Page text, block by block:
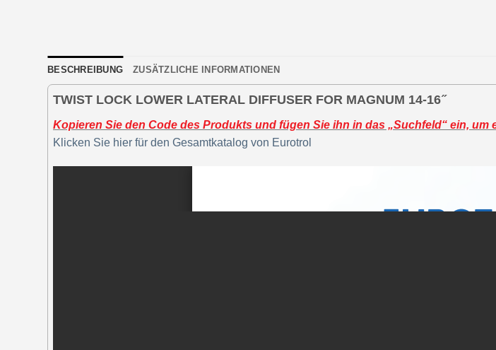
BESCHREIBUNG ZUSÄTZLICHE INFORMATIONEN
TWIST LOCK LOWER LATERAL DIFFUSER FOR MAGNUM 14-16 ̋
Kopieren Sie den Code des Produkts und fügen Sie ihn in das „Suchfeld“ ein, um
Klicken Sie hier für den Gesamtkatalog von Eurotrol